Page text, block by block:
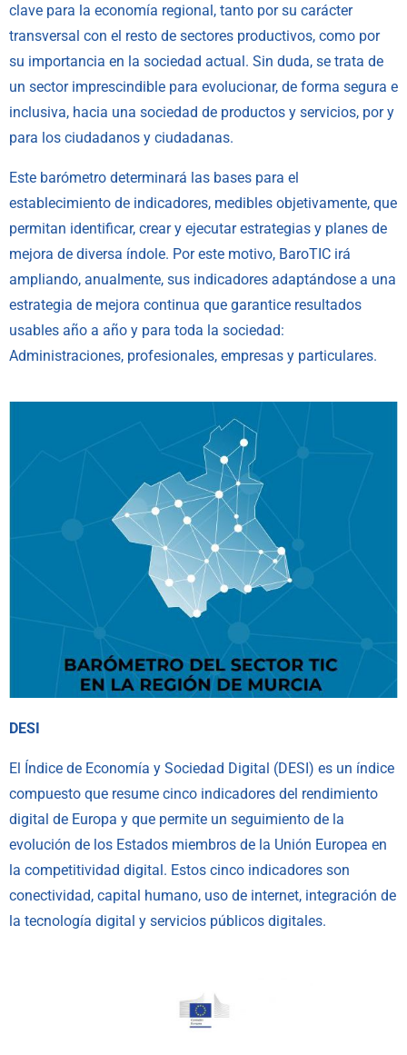
clave para la economía regional, tanto por su carácter
transversal con el resto de sectores productivos, como por
su importancia en la sociedad actual. Sin duda, se trata de
un sector imprescindible para evolucionar, de forma segura e
inclusiva, hacia una sociedad de productos y servicios, por y
para los ciudadanos y ciudadanas.
Este barómetro determinará las bases para el
establecimiento de indicadores, medibles objetivamente, que
permitan identificar, crear y ejecutar estrategias y planes de
mejora de diversa índole. Por este motivo, BaroTIC irá
ampliando, anualmente, sus indicadores adaptándose a una
estrategia de mejora continua que garantice resultados
usables año a año y para toda la sociedad:
Administraciones, profesionales, empresas y particulares.
DESI
El Índice de Economía y Sociedad Digital (DESI) es un índice
compuesto que resume cinco indicadores del rendimiento
digital de Europa y que permite un seguimiento de la
evolución de los Estados miembros de la Unión Europea en
la competitividad digital. Estos cinco indicadores son
conectividad, capital humano, uso de internet, integración de
la tecnología digital y servicios públicos digitales.